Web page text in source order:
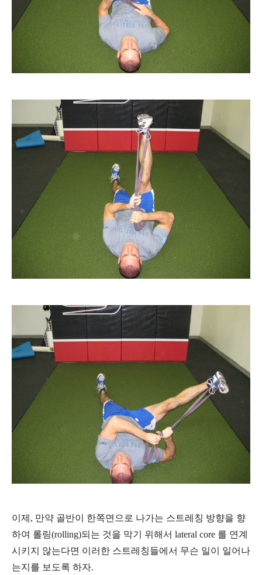
이제, 만약 골반이 한쪽면으로 나가는 스트레칭 방향을 향
하여 롤링(rolling)되는 것을 막기 위해서 lateral core 를 연계
시키지 않는다면 이러한 스트레칭들에서 무슨 일이 일어나
는지를 보도록 하자.